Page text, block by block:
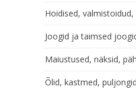
Hoidised,
Joogid ja taimsed
Maiustused, näksid,
Õlid, kastmed, puljongid